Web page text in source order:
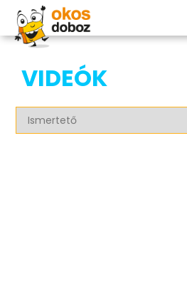
VIDEÓK